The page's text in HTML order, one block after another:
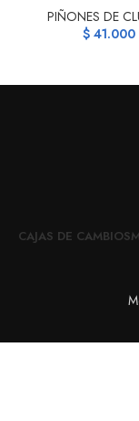
PIÑONES DE
$41.000
CAJAS DE CAMBIOS